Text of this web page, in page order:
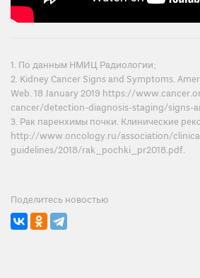
1. По данным НМИЦ Радиологии;
2. Kidney Cancer Signs and Symptoms.
Web. 18 January 2019 https://
cancer/detection-diagnosis-staging/signs-
3. Рак паренхимы почки. Клинические
http://www.oncology.ru/association/
guidelines/2018/rak_pochki_pr2018.pdf.
Поделитесь новостью